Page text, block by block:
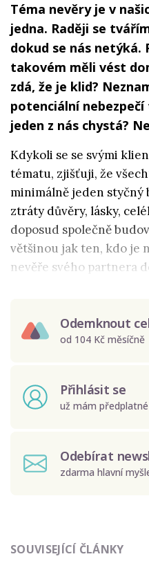
Téma nevěry je v
jedna. Raději se
dokud se nás netýká.
takovém měli vést
zdá, že je klid?
potenciální
jeden z nás chystá?
Kdykoli se se svými
tématu, zjišťuji, že
minimálně jeden styčný
ztráty důvěry, lásky,
doposud společně
většinou jak ten, kdo je
nevěře svého partnera
Odemknout
od 104 Kč měsíčně
Přihlásit se
už mám předplatné
Odebírat
zdarma hlavní
SOUVISEJÍCÍ ČLÁNKY